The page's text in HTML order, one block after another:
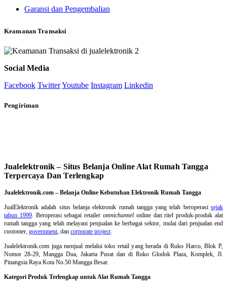
Garansi dan Pengembalian
Keamanan Transaksi
Social Media
Facebook TwitterYoutube Instagram Linkedin
Pengiriman
Jualelektronik – Situs Belanja Online Alat Rumah Tangga
Terpercaya Dan Terlengkap
Jualelektronik.com – Belanja Online Kebutuhan Elektronik Rumah Tangga
JualElektronik adalah situs belanja elektronik rumah tanggayang telah beroperasisejak
tahun 1999. Beroperasi sebagai retaileromnichannel online dan ritel produk-produk alat
rumah tangga yang telah melayani penjualan ke berbagai sektor, mulai dari penjualan end
customer, government , dan corporate project
Jualelektronik.com juga menjual melalui toko retail yang berada di Ruko Harco, Blok P,
Nomor 28-29, Mangga Dua, Jakarta Pusat dan di Ruko Glodok Plaza, Komplek, Jl.
Pinangsia Raya Kota No.50 Mangga Besar.
Kategori Produk Terlengkap untuk Alat Rumah Tangga